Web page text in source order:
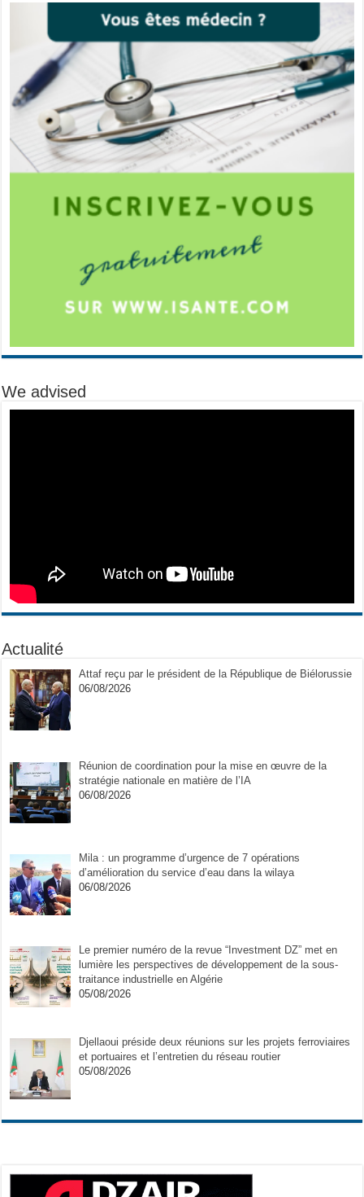
We advised
Actualité
Attaf reçu par le président de la République de Biélorussie
06/08/2026
Réunion de coordination pour la mise en œuvre de la
stratégie nationale en matière de l’IA
06/08/2026
Mila : un programme d’urgence de 7 opérations
d’amélioration du service d’eau dans la wilaya
06/08/2026
Le premier numéro de la revue “Investment DZ” met en
lumière les perspectives de développement de la sous-
traitance industrielle en Algérie
05/08/2026
Djellaoui préside deux réunions sur les projets ferroviaires
et portuaires et l’entretien du réseau routier
05/08/2026